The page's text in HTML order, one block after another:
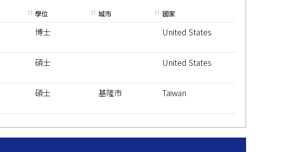
學位 城市 國家
博士 United States
碩士 United States
碩士 基隆市 Taiwan